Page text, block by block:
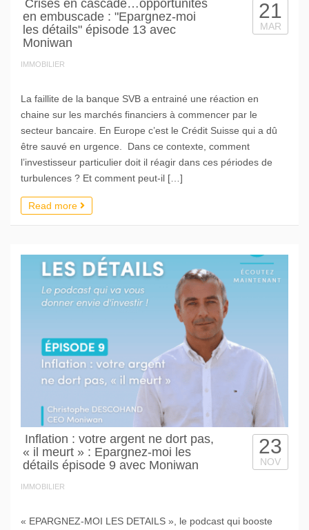
Crises en cascade…opportunités
en embuscade : "Epargnez-moi
les détails" épisode 13 avec
Moniwan
IMMOBILIER
21
MAR
La faillite de la banque SVB a entrainé une réaction en
chaine sur les marchés financiers à commencer par le
secteur bancaire. En Europe c’est le Crédit Suisse qui a dû
être sauvé en urgence. Dans ce contexte, comment
l’investisseur particulier doit il réagir dans ces périodes de
turbulences ? Et comment peut-il […]
Read more
Inflation : votre argent ne dort pas,
« il meurt » : Epargnez-moi les
détails épisode 9 avec Moniwan
IMMOBILIER
23
NOV
« EPARGNEZ-MOI LES DETAILS », le podcast qui booste